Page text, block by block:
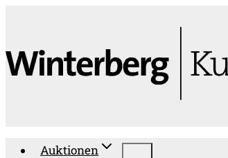
springen
Auktionen